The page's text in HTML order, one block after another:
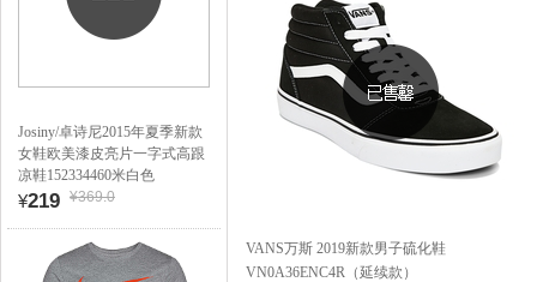
Josiny/卓诗尼2015年夏季新款
女鞋欧美漆皮亮片一字式高跟
凉鞋152334460米白色
¥219 ¥369.0
VANS万斯 2019新款男子硫化鞋
VN0A36ENC4R（延续款）